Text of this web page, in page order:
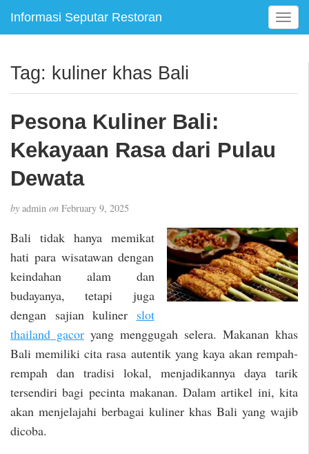
Informasi Seputar Restoran
T
o
e
o
n
Tag: kuliner khas Bali
Pesona Kuliner Bali:
Kekayaan Rasa dari Pulau
Dewata
by admin on February 9, 2025
Bali tidak hanya memikat
hati para wisatawan dengan
keindahan alam dan
budayanya, tetapi juga
dengan sajian kuliner slot
thailand gacor yang menggugah selera. Makanan khas
Bali memiliki cita rasa autentik yang kaya akan rempah-
rempah dan tradisi lokal, menjadikannya daya tarik
tersendiri bagi pecinta makanan. Dalam artikel ini, kita
akan menjelajahi berbagai kuliner khas Bali yang wajib
dicoba.